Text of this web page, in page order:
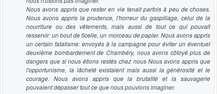
Nous avons appris que rester en vie tenait parfois à peu de choses.
Nous avons appris la prudence, l'horreur du gaspillage, celui de la
nourriture ou des vêtements, mais aussi de tout ce qui pouvait
resservir: un bout de ficelle, un morceau de papier. Nous avons appris
un certain fatalisme: envoyés à la campagne pour éviter un éventuel
deuxième bombardement de Chambéry, nous avons côtoyé plus de
dangers que si nous étions restés chez nous Nous avons appris que
l'opportunisme, la lâcheté existaient mais aussi la générosité et le
courage. Nous avons appris que la brutalité et la sauvagerie
pouvaient dépasser tout ce que nous pouvions imaginer.